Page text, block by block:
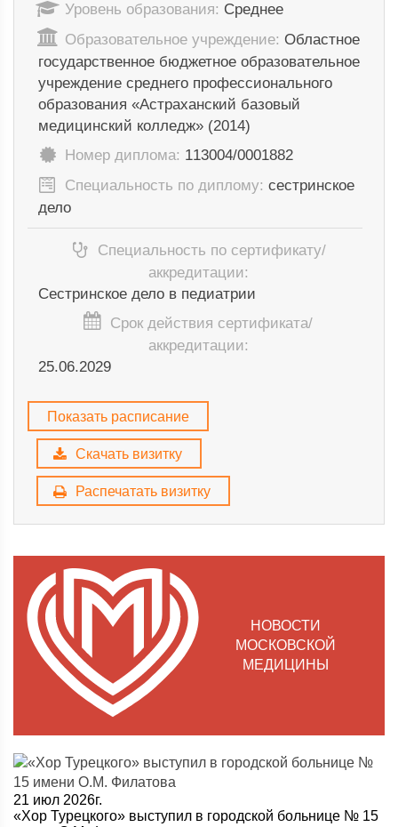
Уровень образования: Среднее
Образовательное учреждение: Областное
государственное бюджетное образовательное
учреждение среднего профессионального
образования «Астраханский базовый
медицинский колледж» (2014)
Номер диплома: 113004/0001882
Специальность по диплому: сестринское
дело
Специальность по сертификату/
аккредитации:
Сестринское дело в педиатрии
Срок действия сертификата/
аккредитации:
25.06.2029
Показать расписание
Скачать визитку
Распечатать визитку
НОВОСТИ
МОСКОВСКОЙ
МЕДИЦИНЫ
21 июл 2026г.
«Хор Турецкого» выступил в городской больнице № 15